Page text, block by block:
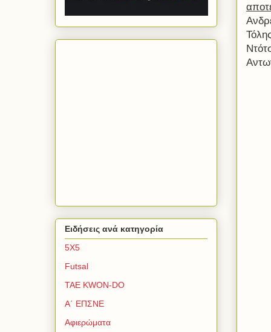
Ειδήσεις ανά κατηγορία
5Χ5
Futsal
TAE KWON-DO
Α΄ ΕΠΣΝΕ
Αφιερώματα